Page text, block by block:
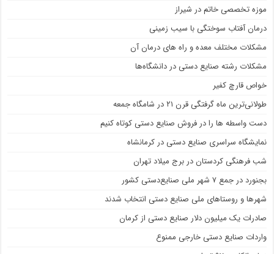
موزه تخصصی خاتم در شیراز
درمان آفتاب سوختگی با سیب زمینی
مشکلات مختلف معده و راه های درمان آن
مشکلات رشته صنایع دستی در دانشگاه‌ها
خواص قارچ کفیر
طولانی‌ترین ماه گرفتگی قرن ۲۱ در شامگاه جمعه
دست واسطه ها را در فروش صنایع دستی کوتاه کنیم
نمایشگاه سراسری صنایع دستی در کرمانشاه
شب فرهنگی کردستان در برج میلاد تهران
بجنورد در جمع ۷ شهر ملی صنایع‌دستی کشور
شهر‌ها و روستا‌های ملی صنایع‌ دستی انتخاب شدند
صادرات یک میلیون دلار صنایع دستی از کرمان
واردات صنایع دستی خارجی ممنوع